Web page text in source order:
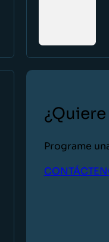
Programe